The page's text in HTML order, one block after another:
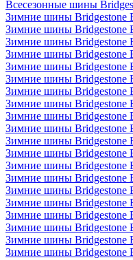
Всесезонные шины
Зимние шины Bridgestone
Зимние шины Bridgestone
Зимние шины Bridgestone
Зимние шины Bridgestone
Зимние шины Bridgestone
Зимние шины Bridgestone
Зимние шины Bridgestone
Зимние шины Bridgestone
Зимние шины Bridgestone
Зимние шины Bridgestone
Зимние шины Bridgestone
Зимние шины Bridgestone
Зимние шины Bridgestone
Зимние шины Bridgestone
Зимние шины Bridgestone
Зимние шины Bridgestone
Зимние шины Bridgestone
Зимние шины Bridgestone
Зимние шины Bridgestone
Зимние шины Bridgestone